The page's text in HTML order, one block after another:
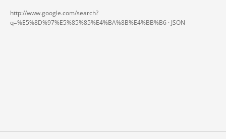
http://www.google.com/search?
q=%E5%8D%97%E5%85%85%E4%BA%8B%E4%BB%B6 · JSON